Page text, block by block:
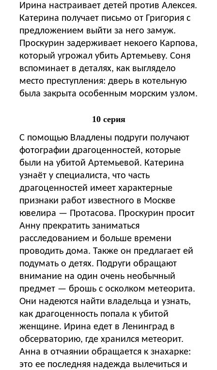
Ирина настраивает детей против Алексея.
Катерина получает письмо от Григория с
предложением выйти за него замуж.
Проскурин задерживает некоего Карпова,
который угрожал убить Артемьеву. Соня
вспоминает в деталях, как выглядело
место преступления: дверь в котельную
была закрыта особенным морским узлом.
10 серия
С помощью Владлены подруги получают
фотографии драгоценностей, которые
были на убитой Артемьевой. Катерина
узнаёт у специалиста, что часть
драгоценностей имеет характерные
признаки работ известного в Москве
ювелира — Протасова. Проскурин просит
Анну прекратить заниматься
расследованием и больше времени
проводить дома. Также он предлагает ей
подумать о детях. Подруги обращают
внимание на один очень необычный
предмет — брошь с осколком метеорита.
Они надеются найти владельца и узнать,
как драгоценность попала к убитой
женщине. Ирина едет в Ленинград в
обсерваторию, где хранился метеорит.
Анна в отчаянии обращается к знахарке:
это ее последняя надежда вылечиться и